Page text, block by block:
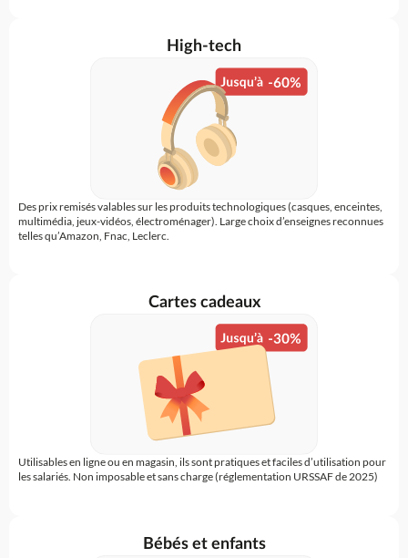
High-tech
Des prix remisés valables sur les produits technologiques (casques, enceintes,
multimédia, jeux-vidéos, électroménager). Large choix d’enseignes reconnues
telles qu’Amazon, Fnac, Leclerc.
Cartes cadeaux
Utilisables en ligne ou en magasin, ils sont pratiques et faciles d’utilisation pour
les salariés. Non imposable et sans charge (réglementation URSSAF de 2025)
Bébés et enfants